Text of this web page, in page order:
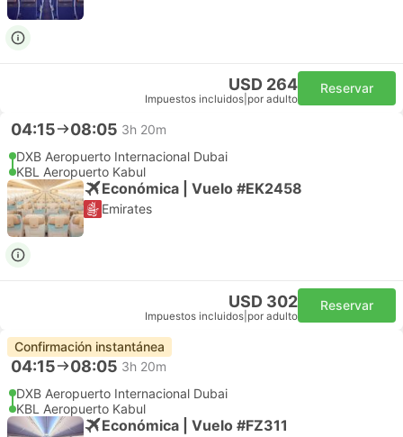
USD 264
Impuestos incluidos por adulto
Reservar
04:15 08:05 3h 20m
DXB Aeropuerto Internacional Dubai
KBL Aeropuerto Kabul
Económica | Vuelo #EK2458
Emirates
USD 302
Impuestos incluidos por adulto
Reservar
Confirmación instantánea
04:15 08:05 3h 20m
DXB Aeropuerto Internacional Dubai
KBL Aeropuerto Kabul
Económica | Vuelo #FZ311